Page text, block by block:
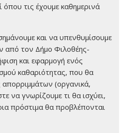
όπου τις έχουμε καθημερινά
και να υπενθυμίσουμε
από τον Δήμο Φιλοθέης-
και εφαρμογή ενός
καθαριότητας, που θα
απορριμμάτων (οργανικά,
να γνωρίζουμε τι θα ισχύει,
πρόστιμα θα προβλέπονται